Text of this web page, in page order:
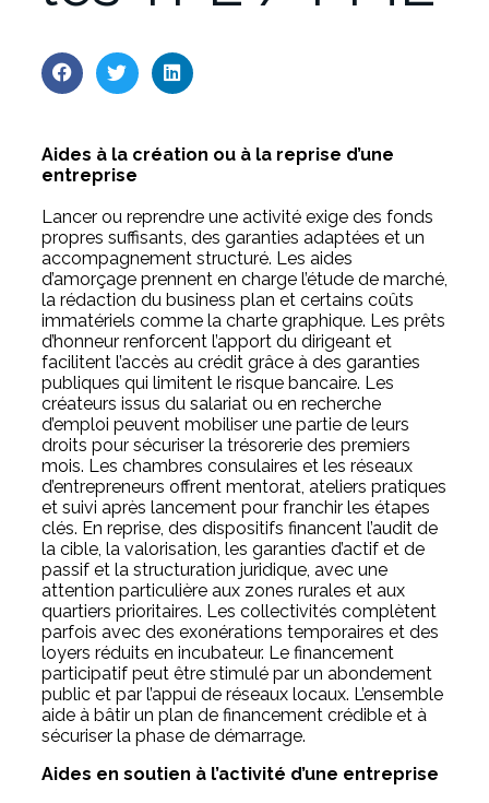
Aides à la création ou à la reprise d’une
entreprise
Lancer ou reprendre une activité exige des fonds
propres suffisants, des garanties adaptées et un
accompagnement structuré. Les aides
d’amorçage prennent en charge l’étude de marché,
la rédaction du business plan et certains coûts
immatériels comme la charte graphique. Les prêts
d’honneur renforcent l’apport du dirigeant et
facilitent l’accès au crédit grâce à des garanties
publiques qui limitent le risque bancaire. Les
créateurs issus du salariat ou en recherche
d’emploi peuvent mobiliser une partie de leurs
droits pour sécuriser la trésorerie des premiers
mois. Les chambres consulaires et les réseaux
d’entrepreneurs offrent mentorat, ateliers pratiques
et suivi après lancement pour franchir les étapes
clés. En reprise, des dispositifs financent l’audit de
la cible, la valorisation, les garanties d’actif et de
passif et la structuration juridique, avec une
attention particulière aux zones rurales et aux
quartiers prioritaires. Les collectivités complètent
parfois avec des exonérations temporaires et des
loyers réduits en incubateur. Le financement
participatif peut être stimulé par un abondement
public et par l’appui de réseaux locaux. L’ensemble
aide à bâtir un plan de financement crédible et à
sécuriser la phase de démarrage.
Aides en soutien à l’activité d’une entreprise